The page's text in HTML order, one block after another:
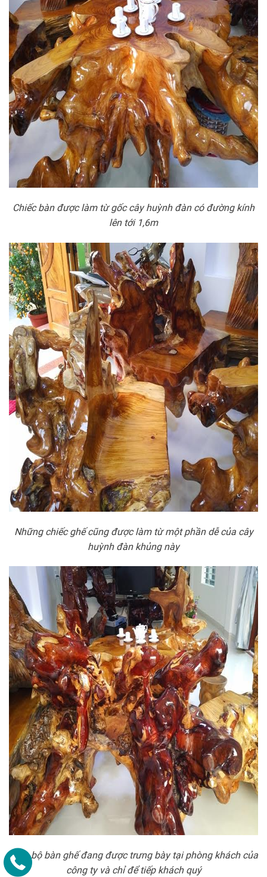
Chiếc bàn được làm từ gốc cây huỳnh đàn có đường kính
lên tới 1,6m
Những chiếc ghế cũng được làm từ một phần dễ của cây
huỳnh đàn khủng này
Hiện bộ bàn ghế đang được trưng bày tại phòng khách của
công ty và chỉ để tiếp khách quý